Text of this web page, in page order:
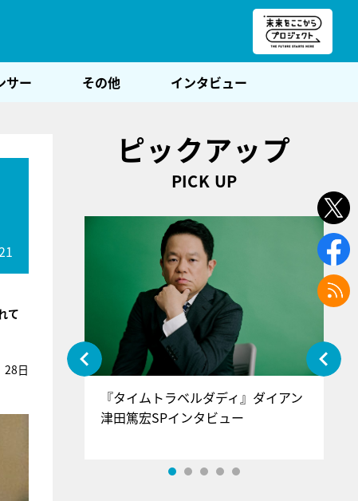
サー その他 インタビュー
て
28日
ピックアップ
PICK UP
インタ
『タイムトラベルダディ』ダイアン
津田篤宏SPインタビュー